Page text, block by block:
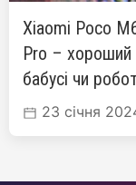
Xiaomi Poco
Pro – хороший
бабусі чи
23 січня